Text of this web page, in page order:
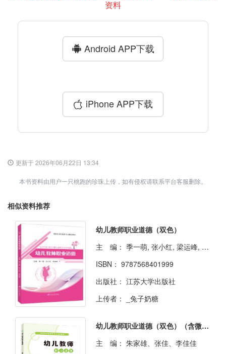
资料
Android APP下载
iPhone APP下载
更新于 2026年06月22日 13:34
本书资料由用户一只桃跑的珍珠上传，如有侵权请联系平台客服删除。
相似资料推荐
幼儿教师职业道德（双色）
主 编： 季一萌, 张小红, 梁运峰, 主编
ISBN： 9787568401999
出版社： 江苏大学出版社
上传者：
_兔子奶糖
幼儿教师职业道德（双色）（含微课）
主 编： 朱家雄、张佳、李佳佳